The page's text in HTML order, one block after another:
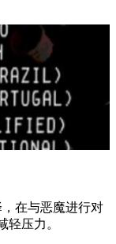
在与恶魔进行对
轻压力。